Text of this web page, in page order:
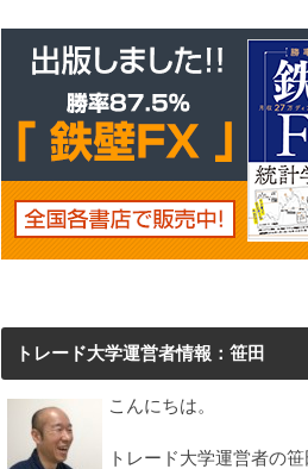
トレード大学運営者情報：笹田
こんにちは。
トレード大学運営者の